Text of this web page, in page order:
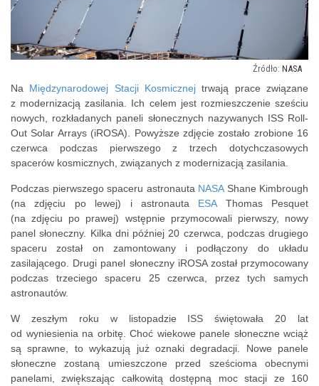
NASA
Na Międzynarodowej Stacji Kosmicznej trwają prace związane
z modernizacją zasilania. Ich celem jest rozmieszczenie sześciu
nowych, rozkładanych paneli słonecznych nazywanych ISS Roll-
Out Solar Arrays (iROSA). Powyższe zdjęcie zostało zrobione 16
czerwca podczas pierwszego z trzech dotychczasowych
spacerów kosmicznych, związanych z modernizacją zasilania.
Podczas pierwszego spaceru astronauta NASAShane Kimbrough
(na zdjęciu po lewej) i astronauta ESAThomas Pesquet
(na zdjęciu po prawej) wstępnie przymocowali pierwszy, nowy
panel słoneczny. Kilka dni później 20 czerwca, podczas drugiego
spaceru został on zamontowany i podłączony do układu
zasilającego. Drugi panel słoneczny iROSA został przymocowany
podczas trzeciego spaceru 25 czerwca, przez tych samych
astronautów.
W zeszłym roku w listopadzie ISS świętowała 20 lat
od wyniesienia na orbitę. Choć wiekowe panele słoneczne wciąż
są sprawne, to wykazują już oznaki degradacji. Nowe panele
słoneczne zostaną umieszczone przed sześcioma obecnymi
panelami, zwiększając całkowitą dostępną moc stacji ze 160